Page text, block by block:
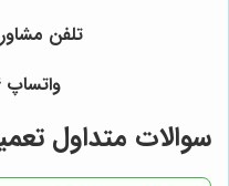
تلفن مشاوره
واتساپ 09101459274
سوالات متداول